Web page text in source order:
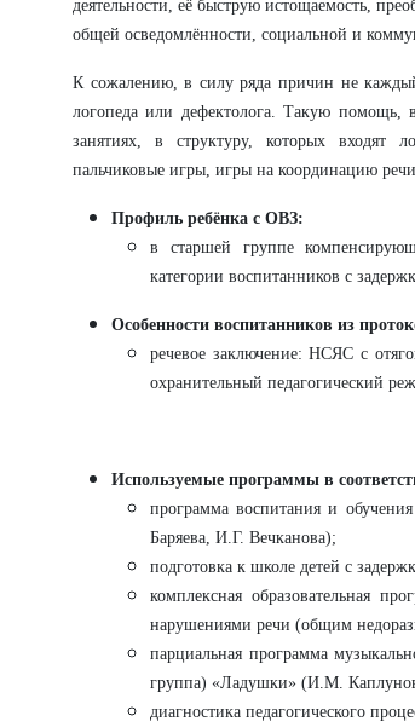
деятельности, её быструю истощаемость,
общей осведомлённости, социальной и
К сожалению, в силу ряда причин не
логопеда или дефектолога. Такую помощь,
занятиях, в структуру, которых входят
пальчиковые игры, игры на координацию
Профиль ребёнка с ОВЗ:
в старшей группе
категории воспитанников с
Особенности воспитанников из
речевое заключение: НСЯС с
охранительный педагогический
Используемые программы в
программа воспитания и
Баряева, И.Г. Вечканова);
подготовка к школе детей с
комплексная образовательная
нарушениями речи (общим
парциальная программа
группа) «Ладушки» (И.М.
диагностика педагогического